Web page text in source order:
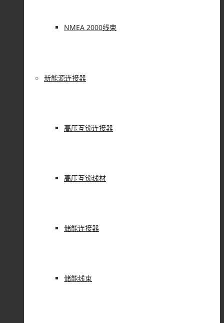
NMEA 2000线束
新能源连接器
高压互锁连接器
高压互锁线材
储能连接器
储能线束